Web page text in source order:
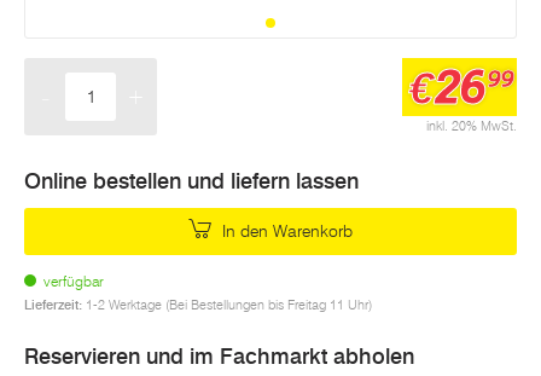
inkl. 20% MwSt.
€2699
Online bestellen und liefern lassen
In den Warenkorb
verfügbar
Lieferzeit: 1-2 Werktage (Bei Bestellungen bis Freitag 11 Uhr)
Reservieren und im Fachmarkt abholen